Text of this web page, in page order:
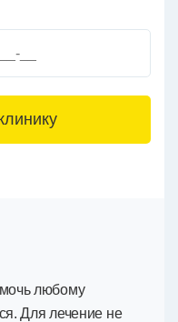
любому
Для лечение не